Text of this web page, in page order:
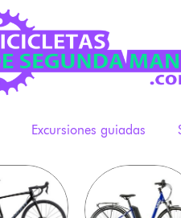
Excursiones guiadas